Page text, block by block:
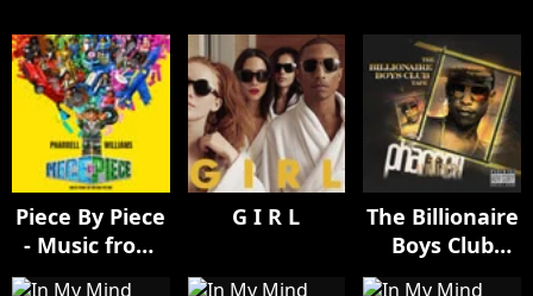
Piece By Piece
- Music from
G I R L
The Billionaire
Boys Club